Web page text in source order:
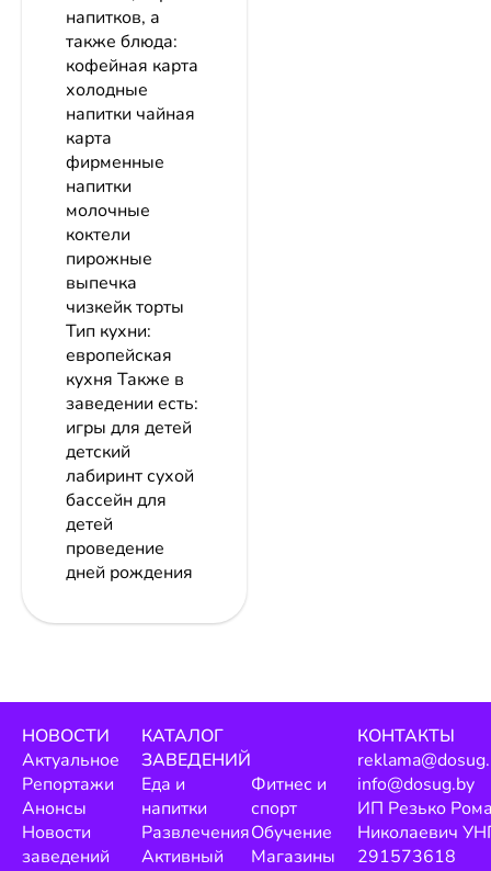
напитков, а
также блюда:
кофейная карта
холодные
напитки чайная
карта
фирменные
напитки
молочные
коктели
пирожные
выпечка
чизкейк торты
Тип кухни:
европейская
кухня Также в
заведении есть:
игры для детей
детский
лабиринт сухой
бассейн для
детей
проведение
дней рождения
НОВОСТИ
Актуальное
Репортажи
Анонсы
Новости
заведений
КАТАЛОГ
ЗАВЕДЕНИЙ
Еда и
напитки
Развлечения
Активный
Фитнес и
спорт
Обучение
Магазины
КОНТАКТЫ
info@dosug.by
ИП Резько
Николаевич
291573618